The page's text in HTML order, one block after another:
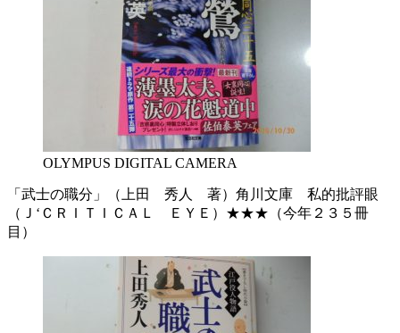
OLYMPUS DIGITAL CAMERA
「武士の職分」（上田 秀人 著）角川文庫 私的批評眼
（Ｊ‘ＣＲＩＴＩＣＡＬ ＥＹＥ）★★★（今年２３５冊
目）